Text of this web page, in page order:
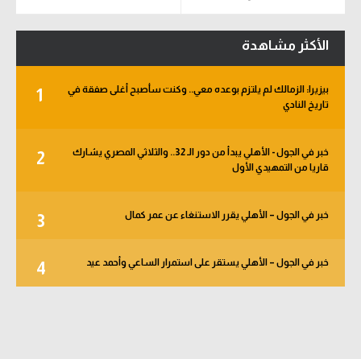
الأكثر مشاهدة
1
بيزيرا: الزمالك لم يلتزم بوعده معي.. وكنت سأصبح أغلى صفقة في
تاريخ النادي
2
خبر في الجول - الأهلي يبدأ من دور الـ 32.. والثلاثي المصري يشارك
قاريا من التمهيدي الأول
3 خبر في الجول – الأهلي يقرر الاستنغاء عن عمر كمال
4 خبر في الجول – الأهلي يستقر على استمرار الساعي وأحمد عيد